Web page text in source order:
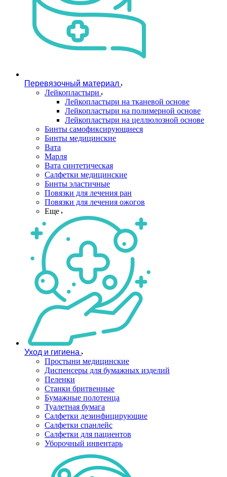
Перевязочный материал
Лейкопластыри
Лейкопластыри на тканевой основе
Лейкопластыри на полимерной основе
Лейкопластыри на целлюлозной основе
Бинты самофиксирующиеся
Бинты медицинские
Вата
Марля
Вата синтетическая
Салфетки медицинские
Бинты эластичные
Повязки для лечения ран
Повязки для лечения ожогов
Еще
Уход и гигиена
Простыни медицинские
Диспенсеры для бумажных изделий
Пеленки
Станки бритвенные
Бумажные полотенца
Туалетная бумага
Салфетки дезинфицирующие
Салфетки спанлейс
Салфетки для пациентов
Уборочный инвентарь